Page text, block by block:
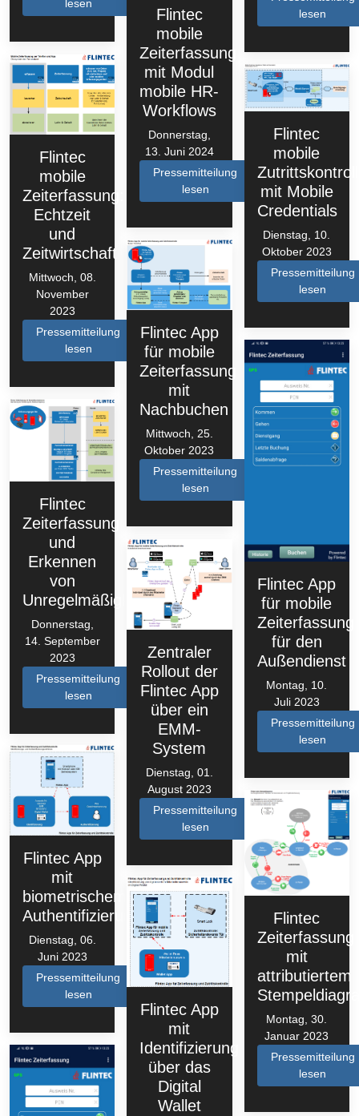
lesen
Flintec
mobile
Zeiterfassung
mit Modul
mobile HR-
Workflows
Donnerstag,
13. Juni 2024
Pressemitteilung
lesen
lesen
Flintec
mobile
Zeiterfassung:
Echtzeit
und
Zeitwirtschaft
Mittwoch, 08.
November
2023
Pressemitteilung
lesen
Flintec App
für mobile
Zeiterfassung
mit
Nachbuchen
Mittwoch, 25.
Oktober 2023
Pressemitteilung
lesen
Flintec
mobile
mit Mobile
Credentials
Dienstag, 10.
Oktober 2023
Pressemitteilung
lesen
Flintec
Zeiterfassung
und
Erkennen
von
Unregelmäßigkeiten
Donnerstag,
14. September
2023
Pressemitteilung
lesen
Zentraler
Rollout der
Flintec App
über ein
EMM-
System
Dienstag, 01.
August 2023
Pressemitteilung
lesen
Flintec App
für mobile
Zeiterfassung
für den
Außendienst
Montag, 10.
Juli 2023
Pressemitteilung
lesen
Flintec App
mit
biometrischem
Authentifizierungsverfahren
Dienstag, 06.
Juni 2023
Pressemitteilung
lesen
Flintec App
mit
Identifizierung
über das
Digital
Wallet
Flintec
Zeiterfassung
mit
attributiertem
Montag, 30.
Januar 2023
Pressemitteilung
lesen